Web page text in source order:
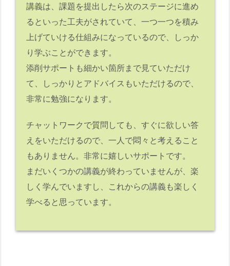
講義は、課題を提出したら次のステージに進め
るといった工夫がされていて、一つ一つを積み
上げていける仕組みになっているので、しっか
り学ぶことができます。
添削サポートも細かい箇所まで見ていただけ
て、しっかりとアドバイスもいただけるので、
非常に勉強になります。
チャットワークで質問しても、すぐに欲しい答
えをいただけるので、一人で悶々と考えること
もありません。非常に嬉しいサポートです。
まだいくつかの講義が終わっていませんが、楽
しく学んでいますし、これからの講義も楽しく
学べると思っています。